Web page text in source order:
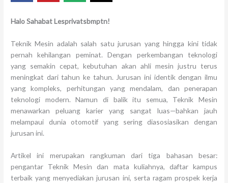
Halo Sahabat Lesprivatsbmptn!
Teknik Mesin adalah salah satu jurusan yang hingga kini tidak
pernah kehilangan peminat. Dengan perkembangan teknologi
yang semakin cepat, kebutuhan akan ahli mesin justru terus
meningkat dari tahun ke tahun. Jurusan ini identik dengan ilmu
yang kompleks, perhitungan yang mendalam, dan penerapan
teknologi modern. Namun di balik itu semua, Teknik Mesin
menawarkan peluang karier yang sangat luas—bahkan jauh
melampaui dunia otomotif yang sering diasosiasikan dengan
jurusan ini.
Artikel ini merupakan rangkuman dari tiga bahasan besar:
pengantar Teknik Mesin dan mata kuliahnya, daftar kampus
terbaik yang menyediakan jurusan ini, serta ragam prospek kerja